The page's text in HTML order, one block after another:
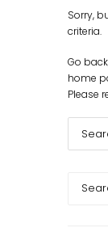
Sorry,
criteria.
Go
home
Please